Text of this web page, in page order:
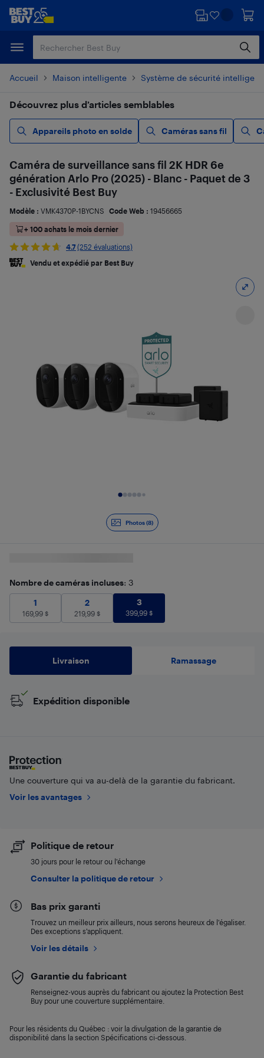
Passer
principal
Passer
Accueil Maison intelligente Système de sécurité
Découvrez plus d’articles semblables
Appareils photo en solde Caméras sans fil
Photos (8)
Caméra de surveillance sans fil 2K HDR 6e
génération Arlo Pro (2025) - Blanc - Paquet de 3
- Exclusivité Best Buy
Modèle : VMK4370P-1BYCNS Code Web : 19456665
+ 100 achats le mois dernier
4.7 (252 évaluations)
Vendu et expédié par Best Buy
Nombre de caméras incluses: 3
1
1
169,99 $
2
2
219,99 $
3
3
399,99 $
Livraison Ramassage
Expédition disponible
Une couverture qui va au-delà de la garantie du fabricant.
Voir les avantages
Politique de retour
30 jours pour le retour ou l’échange
Consulter la politique de retour
Bas prix garanti
Trouvez un meilleur prix ailleurs, nous serons heureux de l’égaliser.
Des exceptions s’appliquent.
Voir les détails
Garantie du fabricant
Renseignez-vous auprès du fabricant ou ajoutez la Protection Best
Buy pour une couverture supplémentaire.
Pour les résidents du Québec : voir la divulgation de la garantie de
disponibilité dans la section Spécifications ci-dessous.